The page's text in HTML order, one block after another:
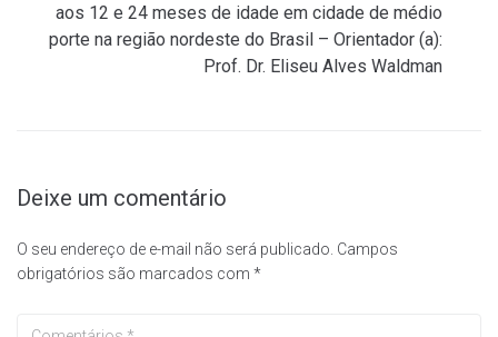
aos 12 e 24 meses de idade em cidade de médio
porte na região nordeste do Brasil – Orientador (a):
Prof. Dr. Eliseu Alves Waldman
Deixe um comentário
O seu endereço de e-mail não será publicado. Campos
obrigatórios são marcados com *